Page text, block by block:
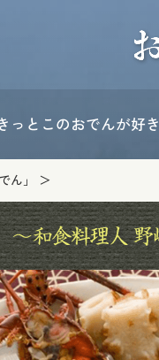
っとこのおでんが好き
ん」